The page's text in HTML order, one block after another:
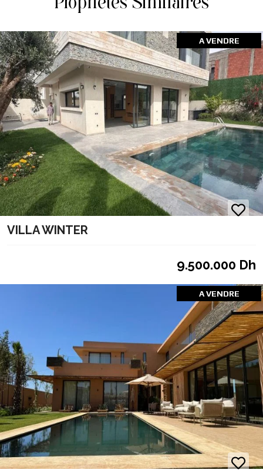
A VENDRE
VILLA WINTER
9.500.000 Dh
A VENDRE